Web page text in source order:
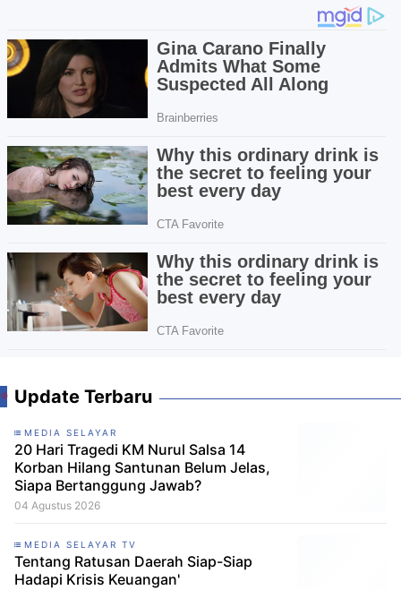
Update Terbaru
MEDIA SELAYAR
20 Hari Tragedi KM Nurul Salsa 14
Korban Hilang Santunan Belum Jelas,
Siapa Bertanggung Jawab?
04 Agustus 2026
MEDIA SELAYAR TV
Tentang Ratusan Daerah Siap-Siap
Hadapi Krisis Keuangan'